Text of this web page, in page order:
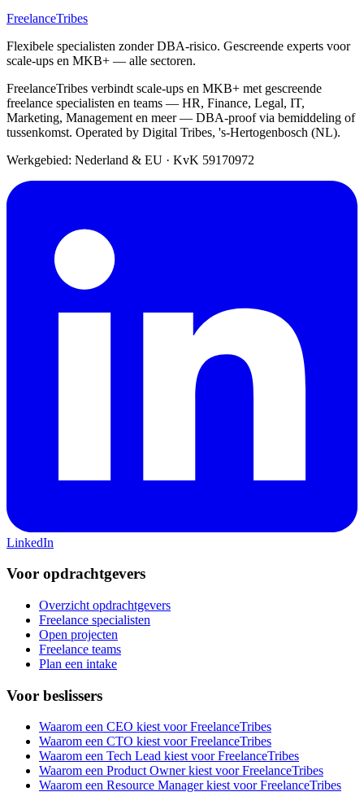
FreelanceTribes
Flexibele specialisten zonder DBA-risico. Gescreende experts voor
scale-ups en MKB+ — alle sectoren.
FreelanceTribes verbindt scale-ups en MKB+ met gescreende
freelance specialisten en teams — HR, Finance, Legal, IT,
Marketing, Management en meer — DBA-proof via bemiddeling of
tussenkomst. Operated by Digital Tribes, 's-Hertogenbosch (NL).
Werkgebied: Nederland & EU · KvK 59170972
LinkedIn
Voor opdrachtgevers
Overzicht opdrachtgevers
Freelance specialisten
Open projecten
Freelance teams
Plan een intake
Voor beslissers
Waarom een CEO kiest voor FreelanceTribes
Waarom een CTO kiest voor FreelanceTribes
Waarom een Tech Lead kiest voor FreelanceTribes
Waarom een Product Owner kiest voor FreelanceTribes
Waarom een Resource Manager kiest voor FreelanceTribes